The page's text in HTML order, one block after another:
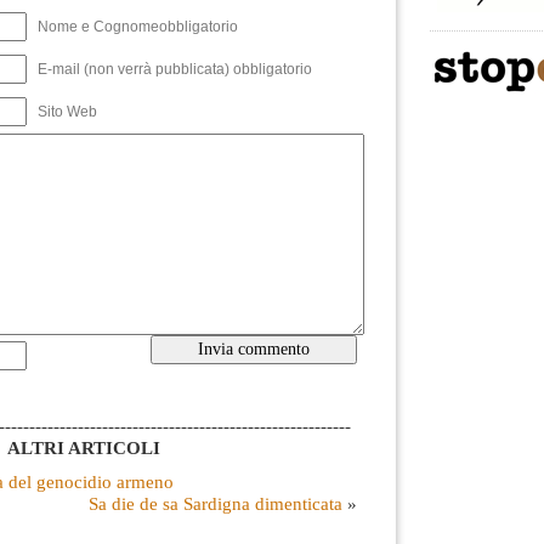
Nome e Cognomeobbligatorio
E-mail (non verrà pubblicata) obbligatorio
Sito Web
ALTRI ARTICOLI
del genocidio armeno
Sa die de sa Sardigna dimenticata »